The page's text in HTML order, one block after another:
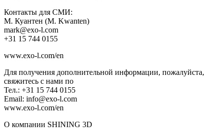
Контакты для СМИ:
М. Куантен (M. Kwanten)
mark@exo-l.com
+31 15 744 0155
www.exo-l.com/en
Для получения дополнительной информации, пожалуйста,
свяжитесь с нами по
Тел.: +31 15 744 0155
Email: info@exo-l.com
www.exo-l.com/en
О компании SHINING 3D